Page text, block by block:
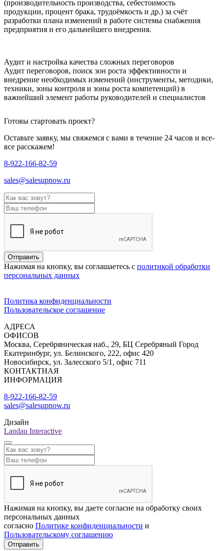
(производительность производства, себестоимость
продукции, процент брака, трудоёмкость и др.) за счёт
разработки плана изменений в работе системы снабжения
предприятия и его дальнейшего внедрения.
Аудит и настройка качества сложных переговоров
Аудит переговоров, поиск зон роста эффективности и
внедрение необходимых изменений (инструменты, методики,
техники, зоны контроля и зоны роста компетенций) в
важнейший элемент работы руководителей и специалистов
Готовы стартовать проект?
Оставьте заявку, мы свяжемся с вами в течение 24 часов и все-
все расскажем!
8-922-166-82-59
sales@salesupnow.ru
Отправить
Нажимая на кнопку, вы соглашаетесь с политикой обработки
персональных данных
Политика конфиденциальности
Пользовательское соглашение
АДРЕСА
ОФИСОВ
Москва, Серебряническая наб., 29, БЦ Серебряный Город
Екатеринбург, ул. Белинского, 222, офис 420
Новосибирск, ул. Залесского 5/1, офис 711
КОНТАКТНАЯ
ИНФОРМАЦИЯ
8-922-166-82-59
sales@salesupnow.ru
Дизайн
Landau Interactive
Нажимая на кнопку, вы даете согласие на обработку своих
персональных данных
согласно Политике конфиденциальности и
Пользовательскому соглашению
Отправить